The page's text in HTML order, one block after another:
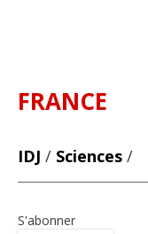
FRANCE
IDJ / Sciences /
S'abonner